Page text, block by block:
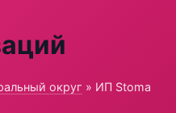
округ » ИП Stoma